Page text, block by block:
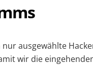
ausgewählte
wir die